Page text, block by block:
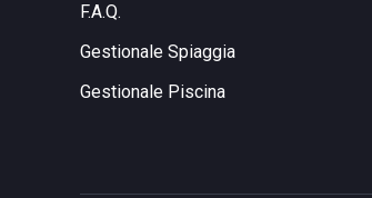
F.A.Q.
Gestionale Spiaggia
Gestionale Piscina